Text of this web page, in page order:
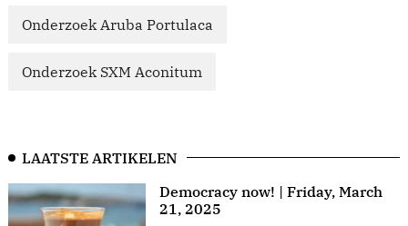
Onderzoek Aruba Portulaca
Onderzoek SXM Aconitum
LAATSTE ARTIKELEN
Democracy now! | Friday, March
21, 2025